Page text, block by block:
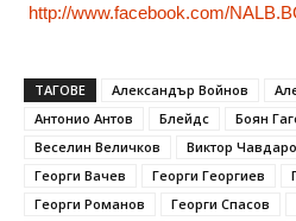
http://www.facebook.com/
ТАГОВЕ Александър Войнов
Антонио Антов
Блейдс Боян
Веселин Величков
Виктор
Георги Вачев
Георги Георгиев
Георги Романов
Георги Спасов